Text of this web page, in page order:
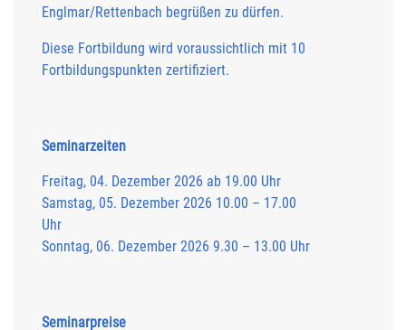
Englmar/Rettenbach begrüßen zu dürfen.
Diese Fortbildung wird voraussichtlich mit 10
Fortbildungspunkten zertifiziert.
Seminarzeiten
Freitag, 04. Dezember 2026 ab 19.00 Uhr
Samstag, 05. Dezember 2026 10.00 – 17.00
Uhr
Sonntag, 06. Dezember 2026 9.30 – 13.00 Uhr
Seminarpreise